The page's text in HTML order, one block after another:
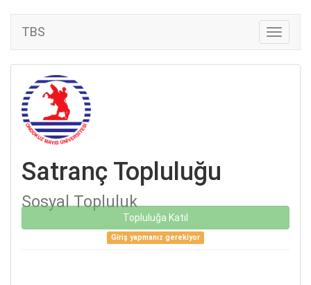
TBS
Satranç Topluluğu
Sosyal Topluluk
Topluluğa Katıl
Giriş yapmanız gerekiyor